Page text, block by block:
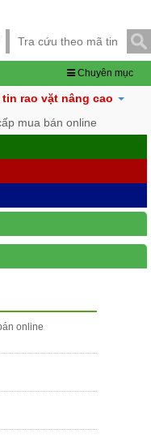
Chuyên mục
tin rao vặt nâng cao
mua bán online
online